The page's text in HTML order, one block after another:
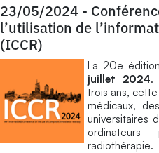
23/05/2024 -
l’utilisation de
(ICCR)
La 20e
juillet 2024.
trois ans,
médicaux,
universitaires
radiothérapie.